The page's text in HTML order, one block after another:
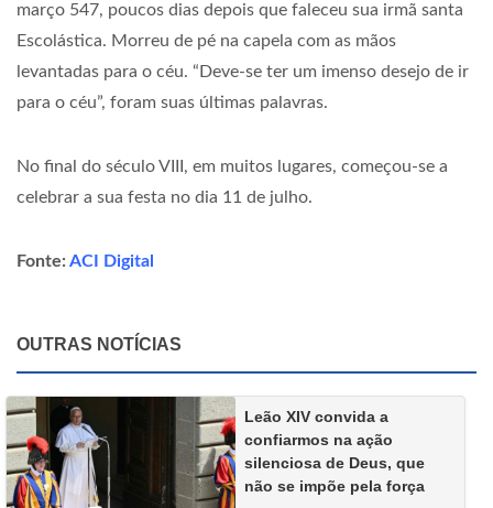
março 547, poucos dias depois que faleceu sua irmã santa
Escolástica. Morreu de pé na capela com as mãos
levantadas para o céu. “Deve-se ter um imenso desejo de ir
para o céu”, foram suas últimas palavras.
No final do século VIII, em muitos lugares, começou-se a
celebrar a sua festa no dia 11 de julho.
Fonte: ACI Digital
OUTRAS NOTÍCIAS
Leão XIV convida a
confiarmos na ação
silenciosa de Deus, que
não se impõe pela força